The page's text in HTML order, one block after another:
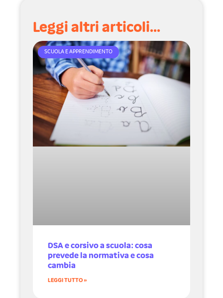
Leggi altri articoli...
SCUOLA E APPRENDIMENTO
DSA e corsivo a scuola: cosa
prevede la normativa e cosa
cambia
LEGGI TUTTO »